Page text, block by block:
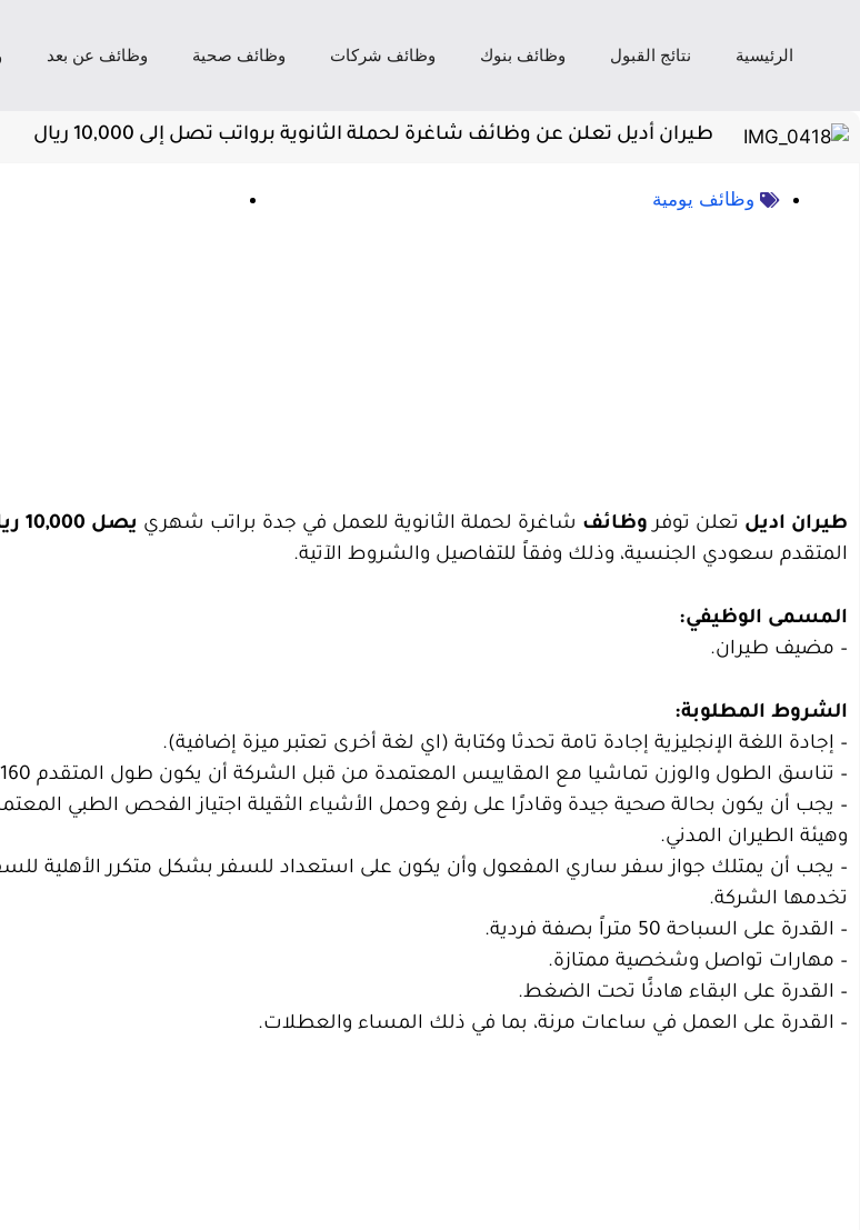
الرئيسية نتائج القبول وظائف بنوك وظائف شركات وظائف صحية وظائف عن بعد
طيران أديل تعلن عن وظائف شاغرة لحملة الثانوية برواتب تصل إلى 10,000 ريال
وظائف يومية
طيران اديل تعلن توفر وظائف شاغرة لحملة الثانوية للعمل في جدة براتب شهري يصل 10,000 ريال
المتقدم سعودي الجنسية، وذلك وفقاً للتفاصيل والشروط الآتية.
المسمى الوظيفي:
– مضيف طيران.
الشروط المطلوبة:
– إجادة اللغة الإنجليزية إجادة تامة تحدثا وكتابة (اي لغة أخرى تعتبر ميزة إضافية).
– تناسق الطول والوزن تماشيا مع المقاييس المعتمدة من قبل الشركة أن يكون طول المتقدم 160 سم كحد أدنى.
– يجب أن يكون بحالة صحية جيدة وقادرًا على رفع وحمل الأشياء الثقيلة اجتياز الفحص الطبي
وهيئة الطيران المدني.
– يجب أن يمتلك جواز سفر ساري المفعول وأن يكون على استعداد للسفر بشكل متكرر الأهلية
تخدمها الشركة.
– القدرة على السباحة 50 متراً بصفة فردية.
– مهارات تواصل وشخصية ممتازة.
– القدرة على البقاء هادئًا تحت الضغط.
– القدرة على العمل في ساعات مرنة، بما في ذلك المساء والعطلات.